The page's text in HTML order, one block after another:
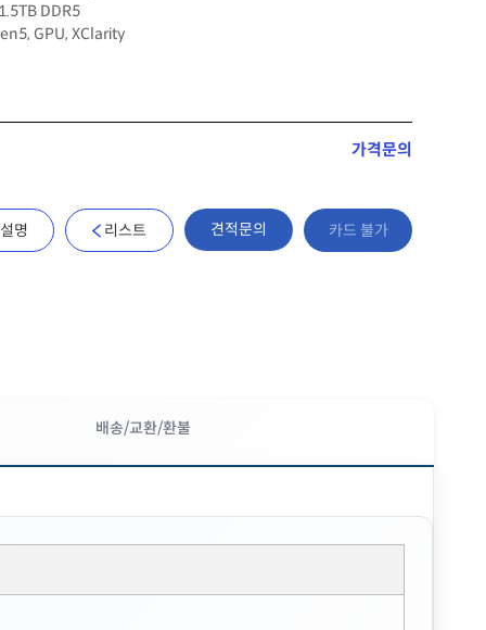
DDR5
GPU, XClarity
가격문의
명 리스트 견적문의 카드 불가
배송/교환/환불